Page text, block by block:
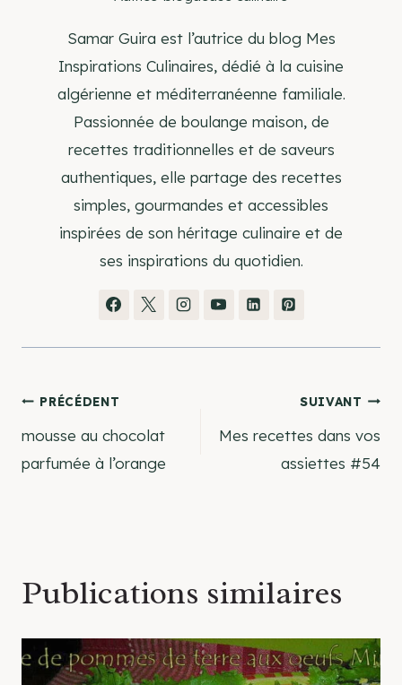
Samar Guira est l’autrice du blog Mes
Inspirations Culinaires, dédié à la cuisine
algérienne et méditerranéenne familiale.
Passionnée de boulange maison, de
recettes traditionnelles et de saveurs
authentiques, elle partage des recettes
simples, gourmandes et accessibles
inspirées de son héritage culinaire et de
ses inspirations du quotidien.
Navigation
de
PRÉCÉDENT
mousse au chocolat
parfumée à l’orange
SUIVANT
Mes recettes dans vos
assiettes #54
Publications similaires